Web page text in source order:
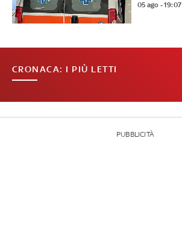
05 ago - 19:07
CRONACA: I PIÙ LETTI
PUBBLICITÀ